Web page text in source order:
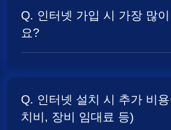
Q. 인터넷 가입 시 가장 많
요?
보통 500Mbps 또는 1Gbps 인
할 때 현금 사은품및 상품권 혜
Q. 인터넷 설치 시 추가 비
치비, 장비 임대료 등)